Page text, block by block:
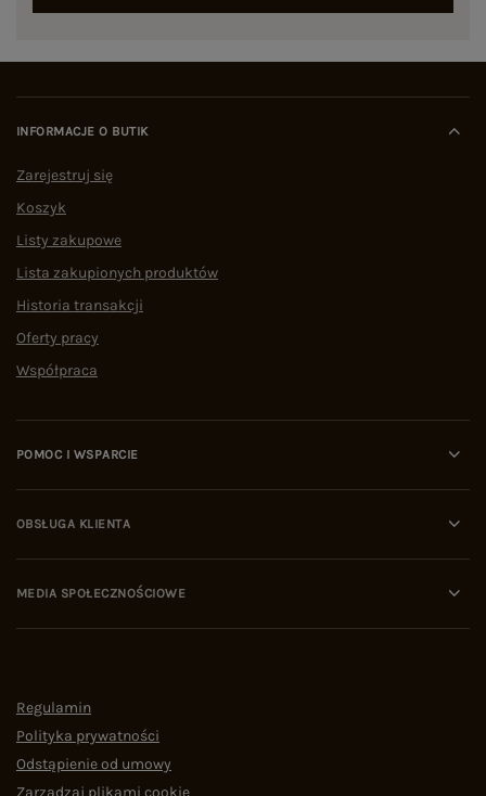
INFORMACJE O BUTIK
Zarejestruj się
Koszyk
Listy zakupowe
Lista zakupionych produktów
Historia transakcji
Oferty pracy
Współpraca
POMOC I WSPARCIE
OBSŁUGA KLIENTA
MEDIA SPOŁECZNOŚCIOWE
Regulamin
Polityka prywatności
Odstąpienie od umowy
Zarządzaj plikami cookie